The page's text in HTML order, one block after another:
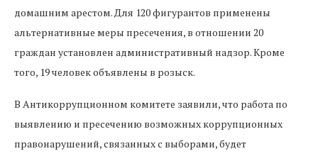
домашним арестом. Для 120 фигурантов применены
альтернативные меры пресечения, в отношении 20
граждан установлен административный надзор. Кроме
того, 19 человек объявлены в розыск.
В Антикоррупционном комитете заявили, что работа по
выявлению и пресечению возможных коррупционных
правонарушений, связанных с выборами, будет